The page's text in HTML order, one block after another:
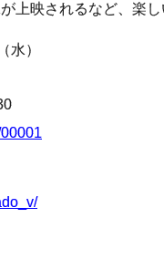
上映されるなど、楽し
水）